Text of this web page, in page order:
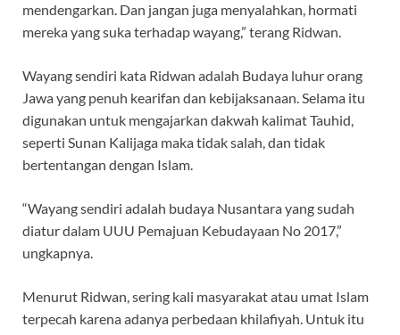
mendengarkan. Dan jangan juga menyalahkan, hormati
mereka yang suka terhadap wayang,” terang Ridwan.
Wayang sendiri kata Ridwan adalah Budaya luhur orang
Jawa yang penuh kearifan dan kebijaksanaan. Selama itu
digunakan untuk mengajarkan dakwah kalimat Tauhid,
seperti Sunan Kalijaga maka tidak salah, dan tidak
bertentangan dengan Islam.
“Wayang sendiri adalah budaya Nusantara yang sudah
diatur dalam UUU Pemajuan Kebudayaan No 2017,”
ungkapnya.
Menurut Ridwan, sering kali masyarakat atau umat Islam
terpecah karena adanya perbedaan khilafiyah. Untuk itu